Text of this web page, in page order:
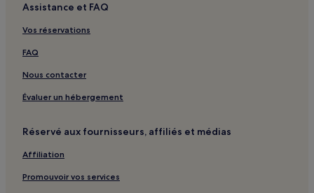
Place du Château : hôtels à proximité
Brunswick : hôtels Hôtels d’affaires
Helmstedt : hôtels Hôtels avec parking
Wolfsburg : hôtels Hôtels avec parking
Arrondissement de Helmstedt : hôtels
Arrondissement de Gifhorn : hôtels
Assistance et FAQ
Vos réservations
FAQ
Nous contacter
Évaluer un hébergement
Réservé aux fournisseurs, affiliés et médias
Affiliation
Promouvoir vos services